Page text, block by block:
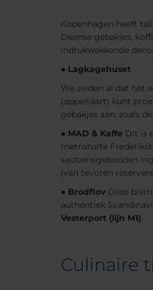
Kopenhagen heeft
Deense gebakjes,
indrukwekkende
● Lagkagehuset
We zeiden al dat het
(appeltaart) kunt
gebakjes aan, zoals
● MAD & Kaffe Dit is
metrohalte
seizoensgebonden
(van tevoren
● Brodflov Deze
authentiek
Vesterport (lijn M1).
Culinaire